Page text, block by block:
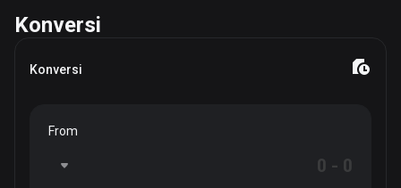
Konversi
Konversi
From